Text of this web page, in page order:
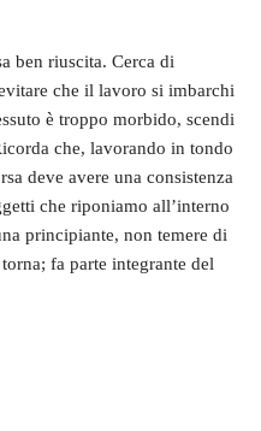
ben riuscita. Cerca di
che il lavoro si imbarchi
è troppo morbido, scendi
che, lavorando in tondo
deve avere una consistenza
che riponiamo all’interno
principiante, non temere di
fa parte integrante del